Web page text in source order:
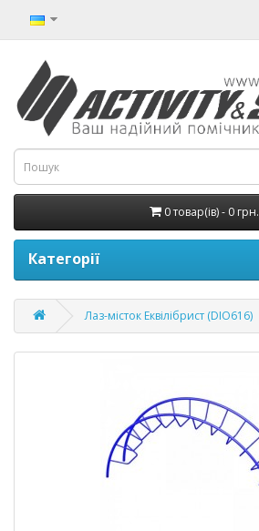
0 товар(ів) - 0 грн.
Категорії
Лаз-місток Еквілібрист (DIO616)